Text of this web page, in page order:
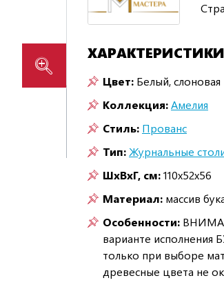
ХАРАКТЕРИСТИКИ
Цвет: Белый, слоновая
Коллекция:Амелия
Стиль: Прованс
Тип: Журнальные
ШxВxГ, см:110x52x56
Материал: массив
Особенности:
варианте
только при выборе
древесные цвета не